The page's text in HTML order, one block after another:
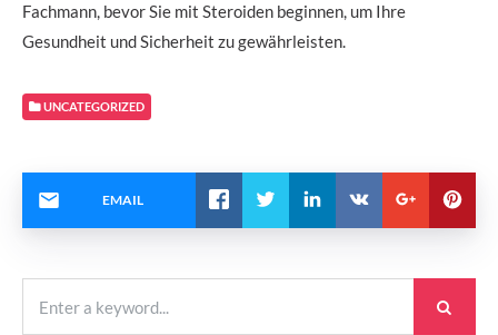
Fachmann, bevor Sie mit Steroiden beginnen, um Ihre
Gesundheit und Sicherheit zu gewährleisten.
UNCATEGORIZED
EMAIL